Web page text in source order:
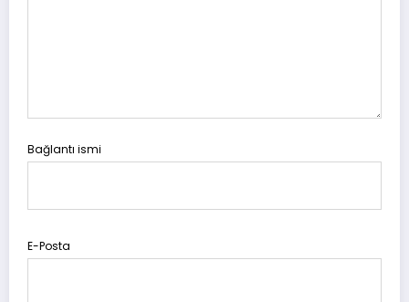
Bağlantı ismi
E-Posta